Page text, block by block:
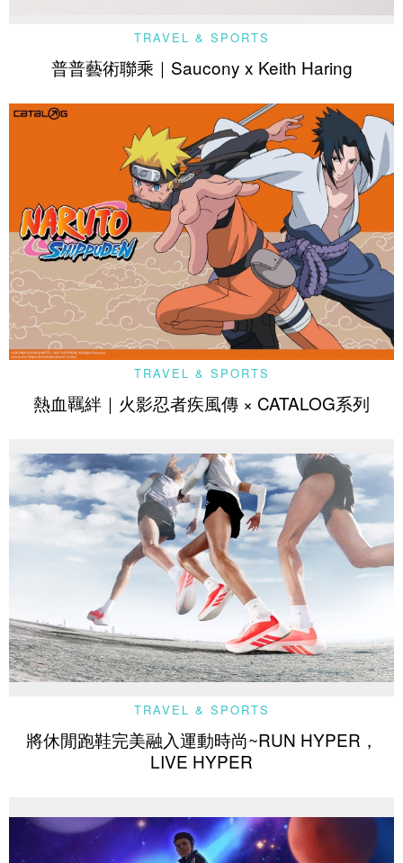
TRAVEL & SPORTS
普普藝術聯乘｜Saucony x Keith Haring
TRAVEL & SPORTS
熱血羈絆｜火影忍者疾風傳 × CATALOG系列
TRAVEL & SPORTS
將休閒跑鞋完美融入運動時尚~RUN HYPER，
LIVE HYPER